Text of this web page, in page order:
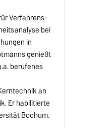
Verfahrens-
bei
in
genießt
berufenes
an
Er habilitierte
Bochum.